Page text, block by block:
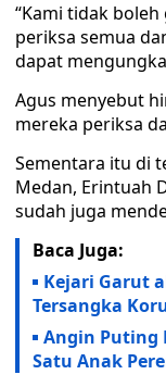
“Kami tidak
periksa semua
dapat
Agus menyebut
mereka periksa
Sementara itu di
Medan, Erintuah
sudah juga
Baca Juga:
Kejari Garut
Tersangka
Angin Puting
Satu Anak